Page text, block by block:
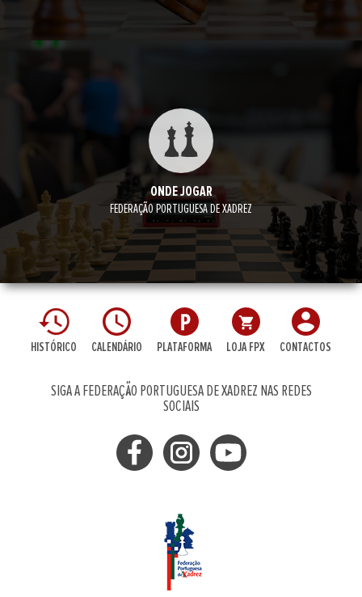
ONDE JOGAR
FEDERAÇÃO PORTUGUESA DE XADREZ
HISTÓRICO CALENDÁRIO PLATAFORMA LOJA FPX CONTACTOS
SIGA A FEDERAÇÃO PORTUGUESA DE XADREZ NAS REDES
SOCIAIS